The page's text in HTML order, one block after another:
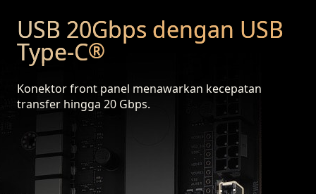
USB 20Gbps dengan USB
Type-C®
Konektor front panel menawarkan kecepatan
transfer hingga 20 Gbps.